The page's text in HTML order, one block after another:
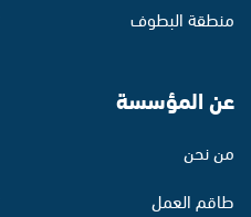
منطقة البطوف
عن المؤسسة
من نحن
طاقم العمل